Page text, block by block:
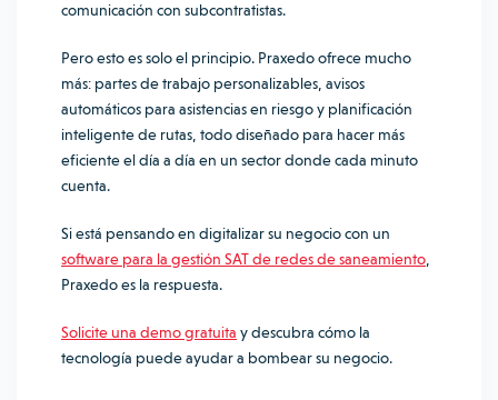
comunicación con subcontratistas.
Pero esto es solo el principio. Praxedo ofrece mucho
más: partes de trabajo personalizables, avisos
automáticos para asistencias en riesgo y planificación
inteligente de rutas, todo diseñado para hacer más
eficiente el día a día en un sector donde cada minuto
cuenta.
Si está pensando en digitalizar su negocio con un
software para la gestión SAT de redes de saneamiento
Praxedo es la respuesta.
Solicite una demo gratuita y descubra cómo la
tecnología puede ayudar a bombear su negocio.